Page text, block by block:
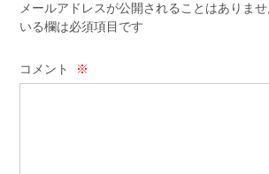
メールアドレスが公開されることはありませ
いる欄は必須項目です
コメント ※